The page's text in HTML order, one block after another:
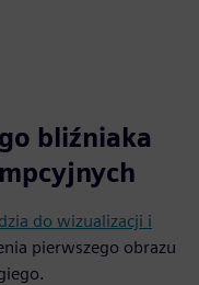
bliźniaka
do wizualizacji i
pierwszego obrazu